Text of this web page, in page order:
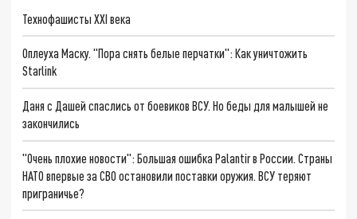
Технофашисты XXI века
Оплеуха Маску. "Пора снять белые перчатки": Как уничтожить
Starlink
Даня с Дашей спаслись от боевиков ВСУ. Но беды для малышей не
закончились
"Очень плохие новости": Большая ошибка Palantir в России. Страны
НАТО впервые за СВО остановили поставки оружия. ВСУ теряют
приграничье?